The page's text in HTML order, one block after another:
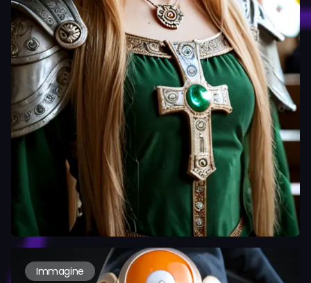
Immagine